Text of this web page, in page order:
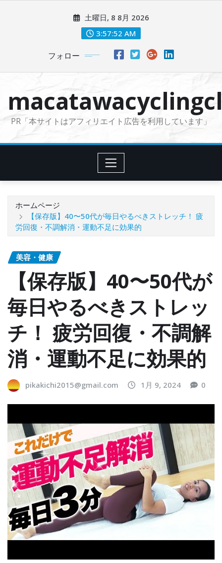
に
土曜日, 8 8月 2026
3:57:54 AM
フォロー
PR「本サイトはアフィリエイト広告を利用しています」
ホームページ
【保存版】40〜50代が毎日やるべきストレッチ！ 疲
労回復・不調解消・運動不足に効果的
美容・健康
【保存版】40〜50代が
毎日やるべきストレッ
チ！ 疲労回復・不調解
消・運動不足に効果的
pikakichi2015@gmail.com 1月 9, 2024 0